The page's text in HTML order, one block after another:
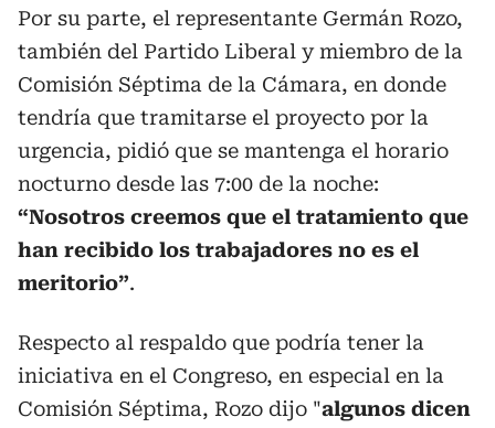
Por su parte, el representante Germán Rozo,
también del Partido Liberal y miembro de la
Comisión Séptima de la Cámara, en donde
tendría que tramitarse el proyecto por la
urgencia, pidió que se mantenga el horario
nocturno desde las 7:00 de la noche:
“Nosotros creemos que el tratamiento que
han recibido los trabajadores no es el
meritorio”.
Respecto al respaldo que podría tener la
iniciativa en el Congreso, en especial en la
Comisión Séptima, Rozo dijo "algunos dicen